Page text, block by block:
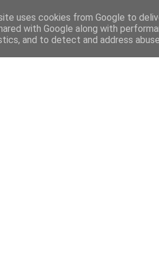
uses cookies from Google to
with Google along with
and to detect and address